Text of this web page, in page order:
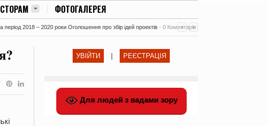
ФОТОГАЛЕРЕЯ
період 2018 – 2020 роки Оголошення про збір ідей проектів - 0 Коментарів
УВІЙТИ РЕЄСТРАЦІЯ
Для людей з вадами зору